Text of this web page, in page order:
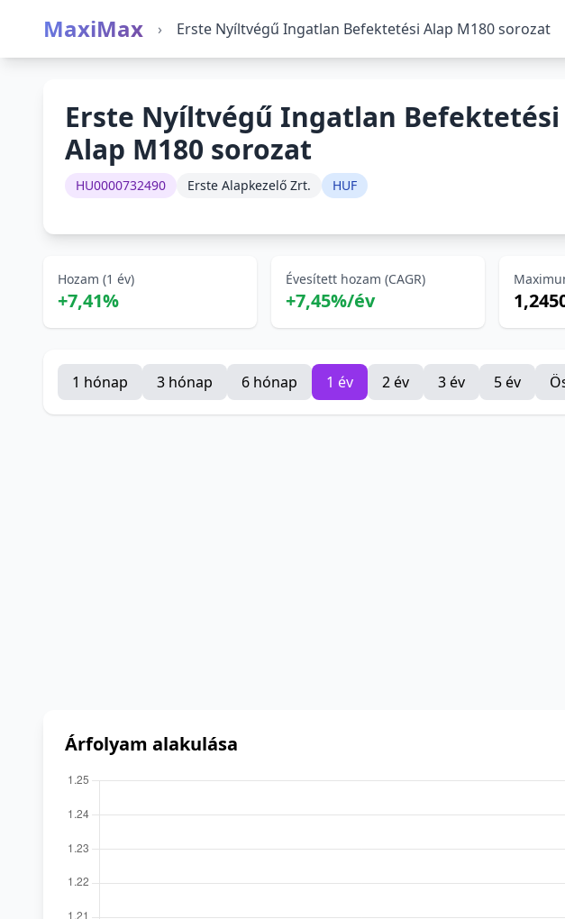
MaxiMax › Erste Nyíltvégű Ingatlan Befektetési Alap M180 sorozat
Erste Nyíltvégű Ingatlan Befektetési
Alap M180 sorozat
HU0000732490 Erste Alapkezelő Zrt. HUF
Hozam (1 év)
+7,41%
Évesített hozam (CAGR)
+7,45%/év
1 hónap 3 hónap 6 hónap 1 év 2 év 3 év 5 év
Árfolyam alakulása